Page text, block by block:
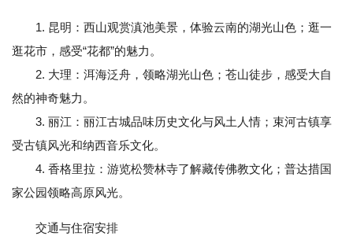
1. 昆明：西山观赏滇池美景，体验云南的湖光山色；逛一
逛花市，感受“花都”的魅力。
2. 大理：洱海泛舟，领略湖光山色；苍山徒步，感受大自
然的神奇魅力。
3. 丽江：丽江古城品味历史文化与风土人情；束河古镇享
受古镇风光和纳西音乐文化。
4. 香格里拉：游览松赞林寺了解藏传佛教文化；普达措国
家公园领略高原风光。
交通与住宿安排